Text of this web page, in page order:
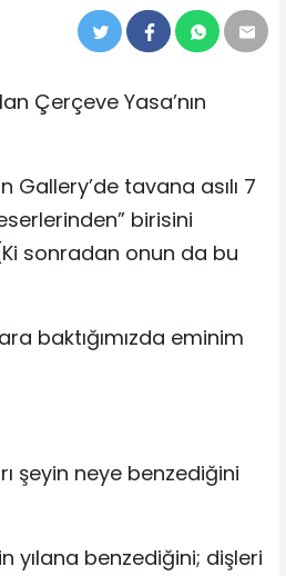
Çerçeve Yasa’nın
Gallery’de tavana asılı 7
birisini
sonradan onun da bu
baktığımızda eminim
şeyin neye benzediğini
yılana benzediğini; dişleri